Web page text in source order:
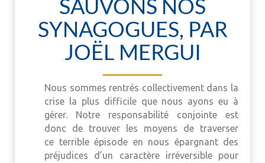
SAUVONS NOS
SYNAGOGUES, PAR
JOËL MERGUI
Nous sommes rentrés collectivement dans la
crise la plus difficile que nous ayons eu à
gérer. Notre responsabilité conjointe est
donc de trouver les moyens de traverser
ce terrible épisode en nous épargnant des
préjudices d’un caractère irréversible pour